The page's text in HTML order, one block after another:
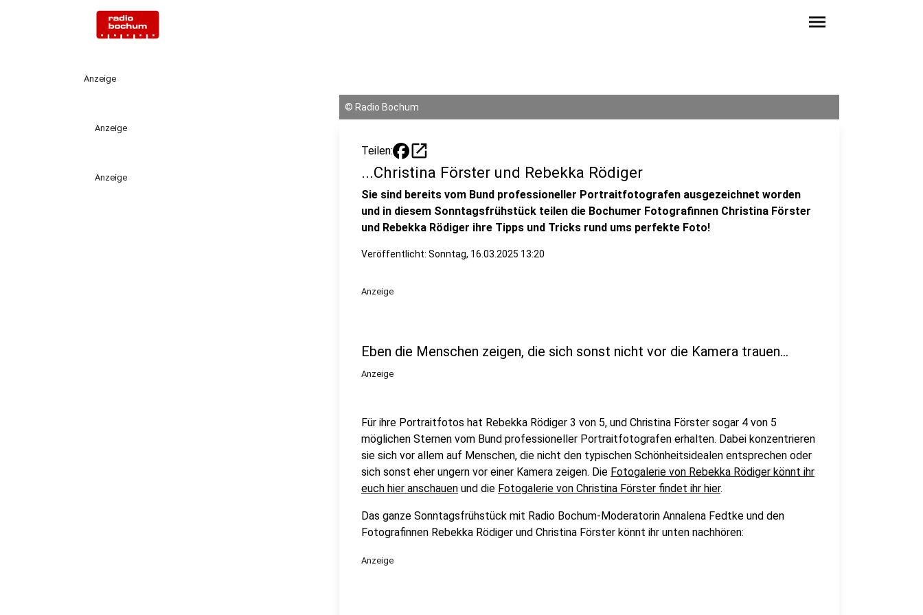
menu
Anzeige
Anzeige
Anzeige
© Radio Bochum
Teilen: open_in_new
...Christina Förster und Rebekka Rödiger
Sie sind bereits vom Bund professioneller Portraitfotografen ausgezeichnet worden
und in diesem Sonntagsfrühstück teilen die Bochumer Fotografinnen Christina Förster
und Rebekka Rödiger ihre Tipps und Tricks rund ums perfekte Foto!
Veröffentlicht: Sonntag, 16.03.2025 13:20
Anzeige
Eben die Menschen zeigen, die sich sonst nicht vor die Kamera trauen...
Anzeige
Für ihre Portraitfotos hat Rebekka Rödiger 3 von 5, und Christina Förster sogar 4 von 5
möglichen Sternen vom Bund professioneller Portraitfotografen erhalten. Dabei konzentrieren
sie sich vor allem auf Menschen, die nicht den typischen Schönheitsidealen entsprechen oder
sich sonst eher ungern vor einer Kamera zeigen. Die Fotogalerie von Rebekka Rödiger könnt ihr
euch hier anschauen und die Fotogalerie von Christina Förster findet ihr hier.
Das ganze Sonntagsfrühstück mit Radio Bochum-Moderatorin Annalena Fedtke und den
Fotografinnen Rebekka Rödiger und Christina Förster könnt ihr unten nachhören:
Anzeige